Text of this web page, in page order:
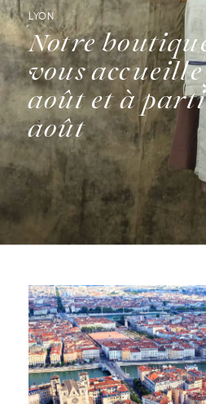
LYON
Notre
vous
août et à
août